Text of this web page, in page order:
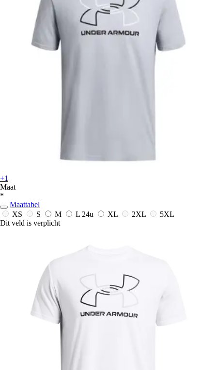
+1
Maat
*
Maattabel
XS
S M L 24u XL 2XL
5XL
Dit veld is verplicht